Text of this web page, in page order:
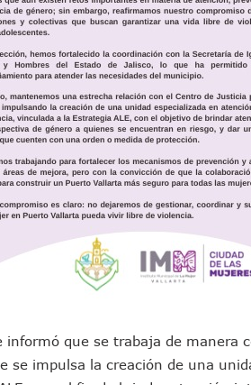
Maleza Crece En
Lluvias E Inundaciones No
Bruno Blancas Reúne A
Entregan Aparato Auditivo
Juan Carlos Castro Realiza
Viajar A Puerto Vallarta
Buscan Reducir Riesgos
Vecinos De La Playita
Asesinan En Oaxaca Al
Detienen A Cuatro
Adultos Mayores De Ixtapa
Mujeres Recorren Calles
informó que se trabaja de manera
se impulsa la creación de una